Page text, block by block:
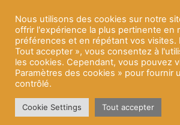
Copyright © 2026 Les Délices de la
par Carine MERCIER, Webdesigner (
CONFIDENTIALITÉ
Nous utilisons des cookies sur notre
offrir l'expérience la plus pertinente en
préférences et en répétant vos visites.
Tout accepter », vous consentez à
les cookies. Cependant, vous pouvez
Paramètres des cookies » pour fournir
contrôlé.
Cookie Settings Tout accepter